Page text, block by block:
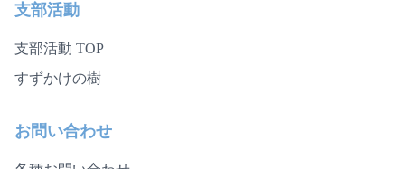
支部活動
支部活動 TOP
すずかけの樹
お問い合わせ